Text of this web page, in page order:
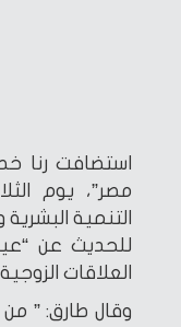
استضافت رنا
مصر”، يوم
التنمية
للحديث عن
العلاقات
وقال طارق: ” من